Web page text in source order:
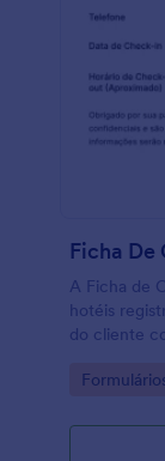
Ficha De
A Ficha de
hotéis
do cliente
Go to